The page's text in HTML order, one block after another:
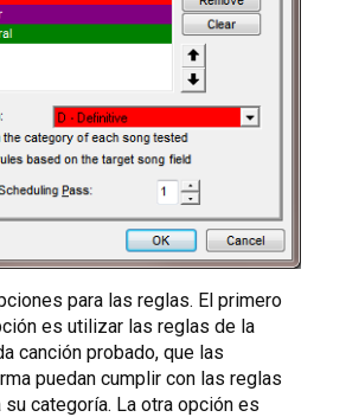
para las reglas. El primero
es utilizar las reglas de la
canción probado, que las
puedan cumplir con las reglas
categoría. La otra opción es